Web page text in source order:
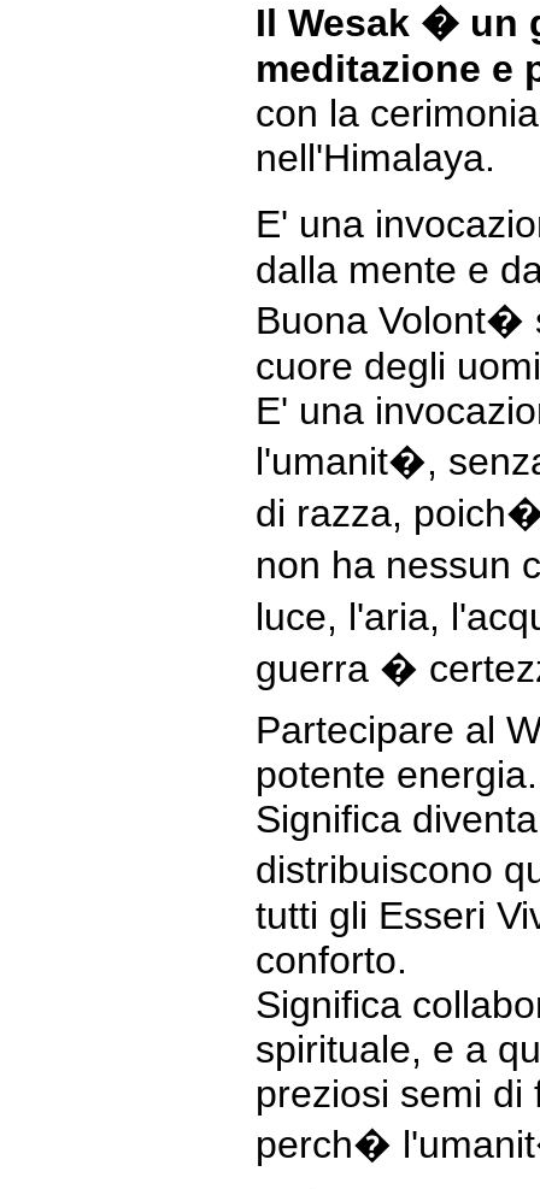
Il Wesak � un
meditazione e
con la
nell'Himalaya.
E' una
dalla mente e
Buona Volont�
cuore degli
E' una
l'umanit�,
di razza,
non ha nessun
luce, l'aria,
guerra �
Partecipare al
potente energia.
Significa
distribuiscono
tutti gli Esseri
conforto.
Significa
spirituale, e a
preziosi semi di
perch�